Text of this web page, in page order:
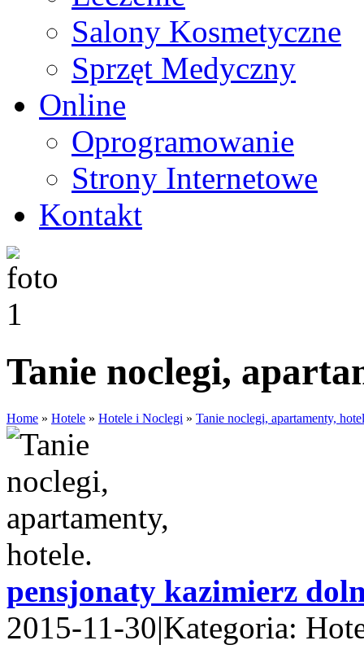
Salony Kosmetyczne
Sprzęt Medyczny
Online
Oprogramowanie
Strony Internetowe
Kontakt
Tanie noclegi,
Home » Hotele » Hotele i Noclegi » Tanie noclegi, apartamenty,
pensjonaty kazimierz
2015-11-30|Kategoria: